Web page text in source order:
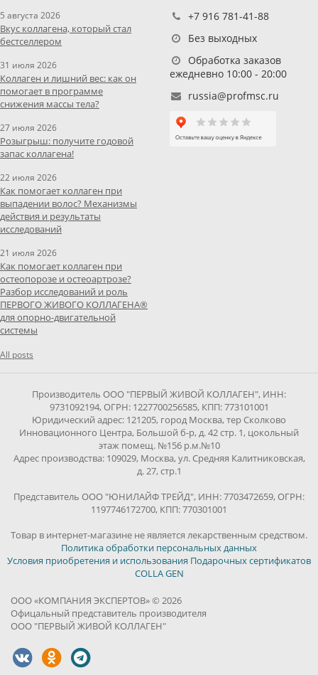
5 августа 2026
Вкус коллагена, который стал
бестселлером
31 июля 2026
Коллаген и лишний вес: как он
помогает в программе
снижения массы тела?
27 июля 2026
Розыгрыш: получите годовой
запас коллагена!
22 июля 2026
Как помогает коллаген при
выпадении волос? Механизмы
действия и результаты
исследований
21 июля 2026
Как помогает коллаген при
остеопорозе и остеоартрозе?
Разбор исследований и роль
ПЕРВОГО ЖИВОГО КОЛЛАГЕНА®
для опорно-двигательной
системы
All posts
+7 916 781-41-88
Без выходных
Обработка заказов
ежедневно 10:00 - 20:00
russia@profmsc.ru
Производитель ООО "ПЕРВЫЙ ЖИВОЙ КОЛЛАГЕН", ИНН:
9731092194, ОГРН: 1227700256585, КПП: 773101001
Юридический адрес: 121205, город Москва, тер Сколково
Инновационного Центра, Большой б-р, д. 42 стр. 1, цокольный
этаж помещ. №156 р.м.№10
Адрес производства: 109029, Москва, ул. Средняя Калитниковская,
д. 27, стр.1
Представитель ООО "ЮНИЛАЙФ ТРЕЙД", ИНН: 7703472659, ОГРН:
1197746172700, КПП: 770301001
Товар в интернет-магазине не является лекарственным средством.
Политика обработки персональных данных
Условия приобретения и использования Подарочных сертификатов
COLLA GEN
ООО «КОМПАНИЯ ЭКСПЕРТОВ» © 2026
Офицальный представитель производителя
ООО "ПЕРВЫЙ ЖИВОЙ КОЛЛАГЕН"